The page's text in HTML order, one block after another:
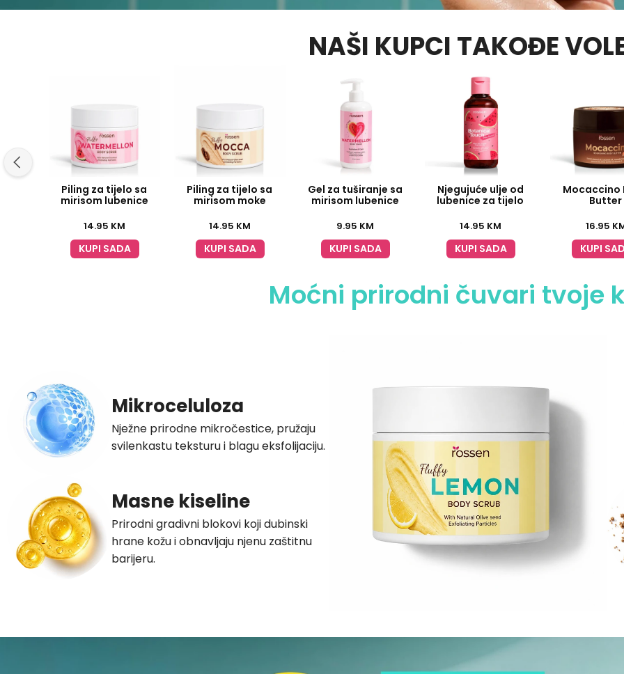
NAŠI KUPCI TAKOĐE
Piling za tijelo sa
mirisom lubenice
14.95 KM
KUPI SADA
Piling za tijelo sa
mirisom moke
14.95 KM
KUPI SADA
Gel za tuširanje sa
mirisom lubenice
9.95 KM
KUPI SADA
Njegujuće ulje od
lubenice za tijelo
14.95 KM
KUPI SADA
Mocaccino
Butter
16.95
KUPI
Moćni prirodni čuvari tvoje
Mikroceluloza
Nježne prirodne mikročestice, pružaju
svilenkastu teksturu i blagu eksfolijaciju.
Masne kiseline
Prirodni gradivni blokovi koji dubinski
hrane kožu i obnavljaju njenu zaštitnu
barijeru.